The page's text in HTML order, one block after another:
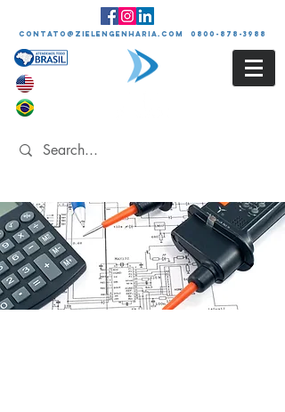
contato@zielengenharia.com 0800-878-3988